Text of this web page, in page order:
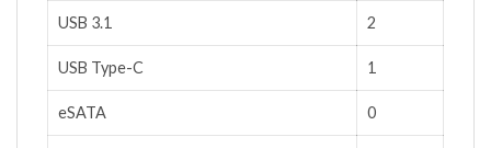
USB 3.1 2
USB Type-C 1
eSATA 0